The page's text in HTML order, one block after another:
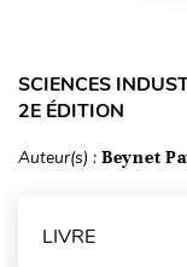
SCIENCES
2E ÉDITION
Auteur(s) : Beynet
LIVRE